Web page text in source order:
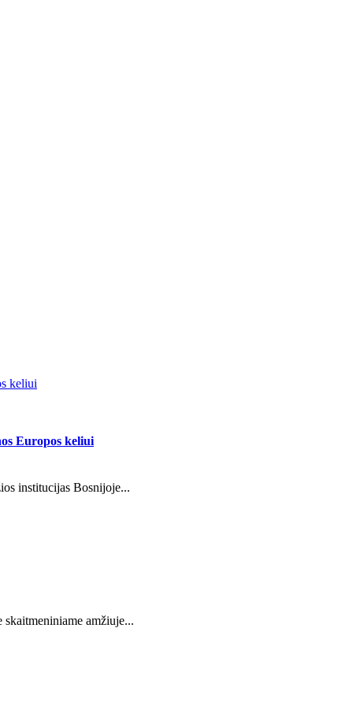
keliui
Europos keliui
institucijas Bosnijoje...
skaitmeniniame amžiuje...